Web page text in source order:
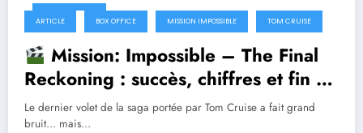
8 août 2025
ARTICLE BOX OFFICE MISSION IMPOSSIBLE TOM CRUISE
Mission: Impossible – The Final
Reckoning : succès, chiffres et fin de
saga… vraiment ?
Le dernier volet de la saga portée par Tom Cruise a fait grand
bruit… mais…